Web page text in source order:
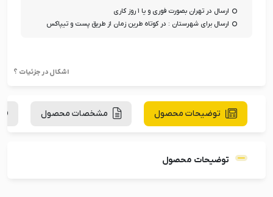
ارسال در تهران بصورت فوری و یا ۱ روز کاری
ارسال برای شهرستان : در کوتاه طرین زمان از طریق پست و تیپاکس
اشکال در جزئیات ؟
توضیحات محصول مشخصات محصول
توضیحات محصول